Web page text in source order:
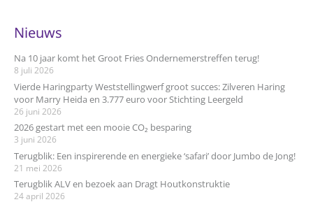
Nieuws
Na 10 jaar komt het Groot Fries Ondernemerstreffen terug!
8 juli 2026
Vierde Haringparty Weststellingwerf groot succes: Zilveren Haring
voor Marry Heida en 3.777 euro voor Stichting Leergeld
26 juni 2026
2026 gestart met een mooie CO₂ besparing
3 juni 2026
Terugblik: Een inspirerende en energieke ‘safari’ door Jumbo de Jong!
21 mei 2026
Terugblik ALV en bezoek aan Dragt Houtkonstruktie
24 april 2026